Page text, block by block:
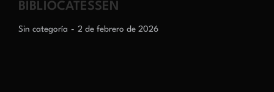
BIBLIOCATESSEN
Sin categoría 2 de febrero de 2026